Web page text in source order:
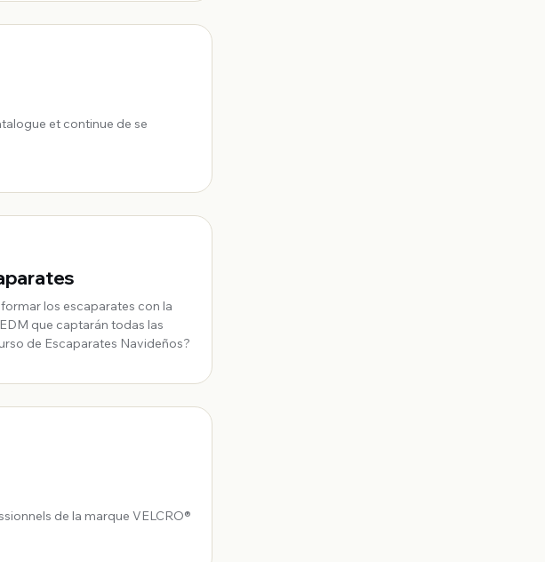
et continue de se
los escaparates con la
que captarán todas las
de Escaparates Navideños?
de la marque VELCRO®